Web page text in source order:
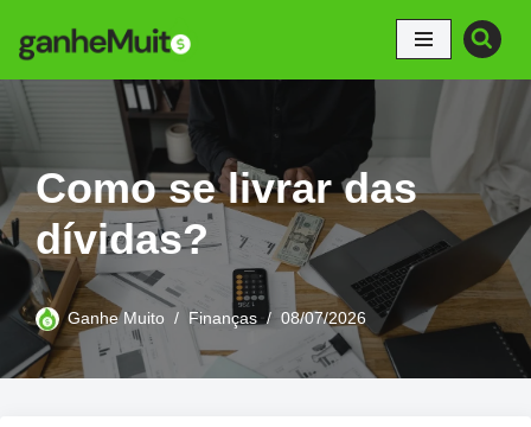
Pular
para
Como se livrar das
dívidas?
Ganhe Muito Finanças 08/07/2026